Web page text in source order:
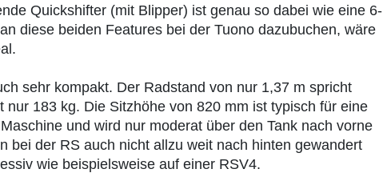
Quickshifter (mit Blipper) ist genau so dabei wie eine 6-
diese beiden Features bei der Tuono dazubuchen, wäre
sehr kompakt. Der Radstand von nur 1,37 m spricht
183 kg. Die Sitzhöhe von 820 mm ist typisch für eine
und wird nur moderat über den Tank nach vorne
bei der RS auch nicht allzu weit nach hinten gewandert
wie beispielsweise auf einer RSV4.